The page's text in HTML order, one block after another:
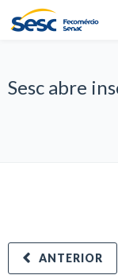
Sesc abre
ANTERIOR